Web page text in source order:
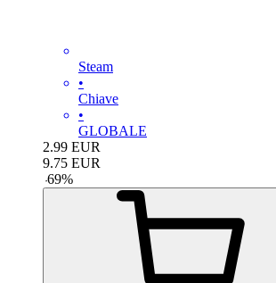
Steam
•
Chiave
•
GLOBALE
2.99 EUR
9.75 EUR
-69%